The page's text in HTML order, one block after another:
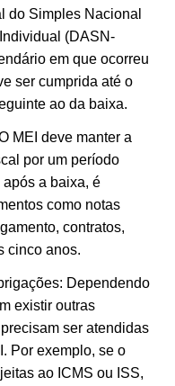
do Simples Nacional
(DASN-
em que ocorreu
ser cumprida até o
ao da baixa.
MEI deve manter a
por um período
a baixa, é
como notas
contratos,
cinco anos.
Dependendo
existir outras
ser atendidas
Por exemplo, se o
ao ICMS ou ISS,